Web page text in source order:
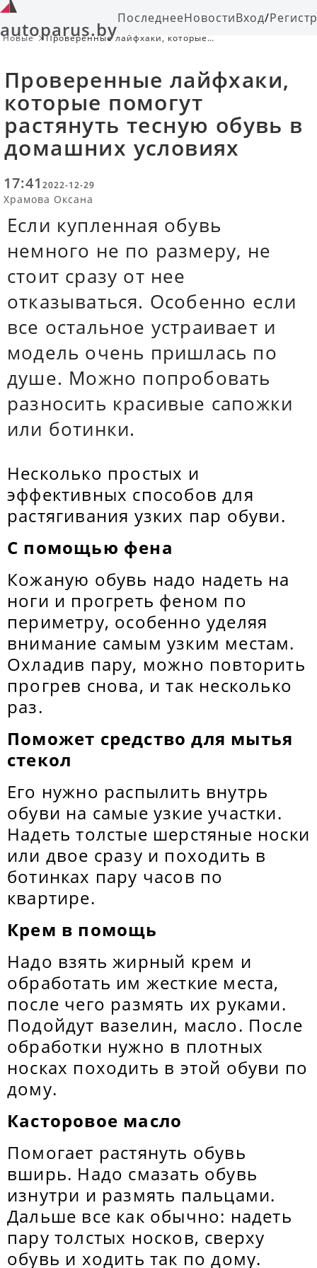
autoparus.byПоследнееНовостиВход/
Новые
Проверенные лайфхаки, которые
Проверенные лайфхаки,
которые помогут
растянуть тесную обувь в
домашних условиях
17:41 2022-12-29
Храмова Оксана
Если купленная обувь
немного не по размеру, не
стоит сразу от нее
отказываться. Особенно если
все остальное устраивает и
модель очень пришлась по
душе. Можно попробовать
разносить красивые сапожки
или ботинки.
Несколько простых и
эффективных способов для
растягивания узких пар обуви.
С помощью фена
Кожаную обувь надо надеть на
ноги и прогреть феном по
периметру, особенно уделяя
внимание самым узким местам.
Охладив пару, можно повторить
прогрев снова, и так несколько
раз.
Поможет средство для мытья
стекол
Его нужно распылить внутрь
обуви на самые узкие участки.
Надеть толстые шерстяные носки
или двое сразу и походить в
ботинках пару часов по
квартире.
Крем в помощь
Надо взять жирный крем и
обработать им жесткие места,
после чего размять их руками.
Подойдут вазелин, масло. После
обработки нужно в плотных
носках походить в этой обуви по
дому.
Касторовое масло
Помогает растянуть обувь
вширь. Надо смазать обувь
изнутри и размять пальцами.
Дальше все как обычно: надеть
пару толстых носков, сверху
обувь и ходить так по дому.